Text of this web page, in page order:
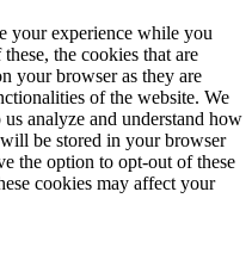
your experience while you
the cookies that are
your browser as they are
of the website. We
analyze and understand how
be stored in your browser
the option to opt-out of these
cookies may affect your